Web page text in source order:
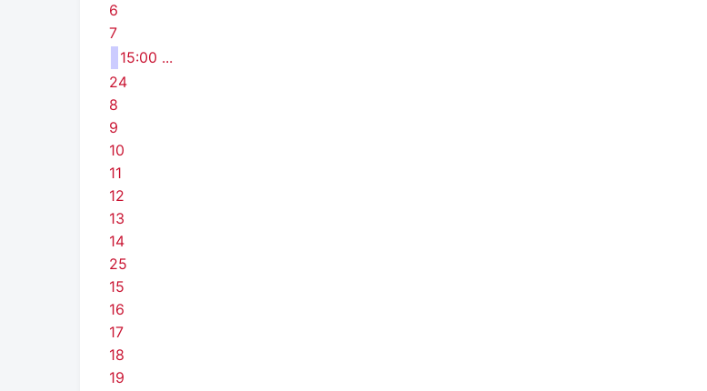
6
7
15:00 ...
24
8
9
10
11
12
13
14
25
15
16
17
18
19